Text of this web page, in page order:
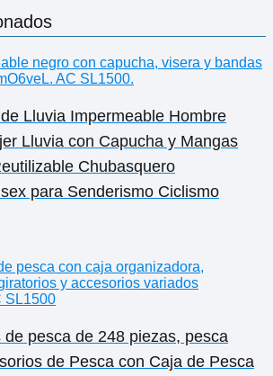
Lluvia Impermeable Hombre
Lluvia con Capucha y Mangas
Chubasquero
para Senderismo Ciclismo
de pesca de 248 piezas, pesca
de Pesca con Caja de Pesca